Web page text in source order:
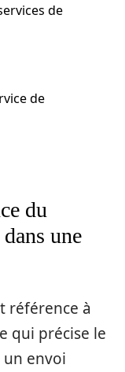
de
de
du
une
référence à
qui précise le
envoi